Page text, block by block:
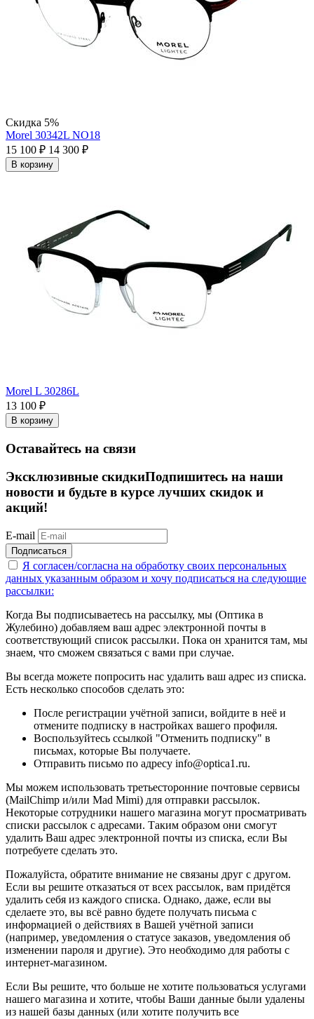
Скидка 5%
Morel 30342L NO18
15 100 ₽ 14 300 ₽
В корзину
Morel L 30286L
13 100 ₽
В корзину
Оставайтесь на связи
Эксклюзивные скидкиПодпишитесь на наши
новости и будьте в курсе лучших скидок и
акций!
E-mail
Подписаться
Я согласен/согласна на обработку своих персональных
данных указанным образом и хочу подписаться на следующие
рассылки:
Когда Вы подписываетесь на рассылку, мы (Оптика в
Жулебино) добавляем ваш адрес электронной почты в
соответствующий список рассылки. Пока он хранится там, мы
знаем, что сможем связаться с вами при случае.
Вы всегда можете попросить нас удалить ваш адрес из списка.
Есть несколько способов сделать это:
После регистрации учётной записи, войдите в неё и
отмените подписку в настройках вашего профиля.
Воспользуйтесь ссылкой "Отменить подписку" в
письмах, которые Вы получаете.
Отправить письмо по адресу info@optica1.ru.
Мы можем использовать третьесторонние почтовые сервисы
(MailChimp и/или Mad Mimi) для отправки рассылок.
Некоторые сотрудники нашего магазина могут просматривать
списки рассылок с адресами. Таким образом они смогут
удалить Ваш адрес электронной почты из списка, если Вы
потребуете сделать это.
Пожалуйста, обратите внимание не связаны друг с другом.
Если вы решите отказаться от всех рассылок, вам придётся
удалить себя из каждого списка. Однако, даже, если вы
сделаете это, вы всё равно будете получать письма с
информацией о действиях в Вашей учётной записи
(например, уведомления о статусе заказов, уведомления об
изменении пароля и другие). Это необходимо для работы с
интернет-магазином.
Если Вы решите, что больше не хотите пользоваться услугами
нашего магазина и хотите, чтобы Ваши данные были удалены
из нашей базы данных (или хотите получить все